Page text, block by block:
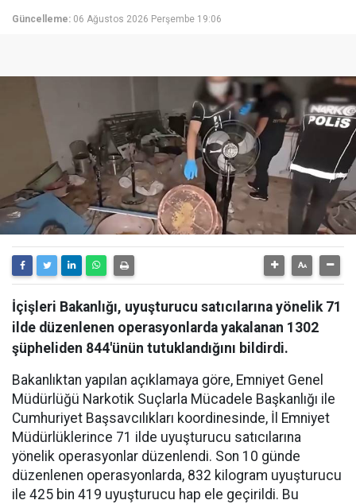
Güncelleme: 06 Ağustos 2026 Perşembe 19:06
İçişleri Bakanlığı, uyuşturucu satıcılarına yönelik 71
ilde düzenlenen operasyonlarda yakalanan 1302
şüpheliden 844'ünün tutuklandığını bildirdi.
Bakanlıktan yapılan açıklamaya göre, Emniyet Genel
Müdürlüğü Narkotik Suçlarla Mücadele Başkanlığı ile
Cumhuriyet Başsavcılıkları koordinesinde, İl Emniyet
Müdürlüklerince 71 ilde uyuşturucu satıcılarına
yönelik operasyonlar düzenlendi. Son 10 günde
düzenlenen operasyonlarda, 832 kilogram uyuşturucu
ile 425 bin 419 uyuşturucu hap ele geçirildi. Bu